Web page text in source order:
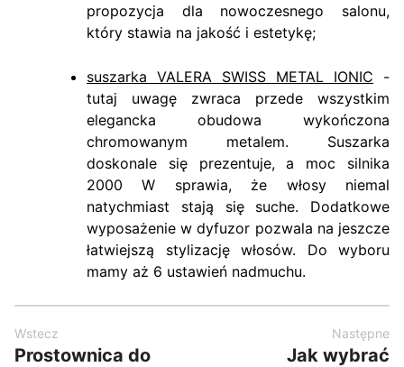
propozycja dla nowoczesnego salonu,
który stawia na jakość i estetykę;
suszarka VALERA SWISS METAL IONIC -
tutaj uwagę zwraca przede wszystkim
elegancka obudowa wykończona
chromowanym metalem. Suszarka
doskonale się prezentuje, a moc silnika
2000 W sprawia, że włosy niemal
natychmiast stają się suche. Dodatkowe
wyposażenie w dyfuzor pozwala na jeszcze
łatwiejszą stylizację włosów. Do wyboru
mamy aż 6 ustawień nadmuchu.
Wstecz
Prostownica do
Następne
Jak wybrać